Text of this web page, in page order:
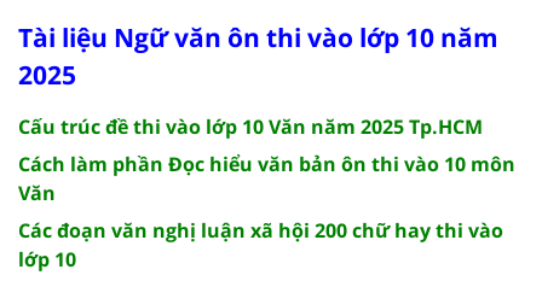
Tài liệu Ngữ văn ôn thi vào lớp 10 năm
2025
Cấu trúc đề thi vào lớp 10 Văn năm 2025 Tp.HCM
Cách làm phần Đọc hiểu văn bản ôn thi vào 10 môn
Văn
Các đoạn văn nghị luận xã hội 200 chữ hay thi vào
lớp 10